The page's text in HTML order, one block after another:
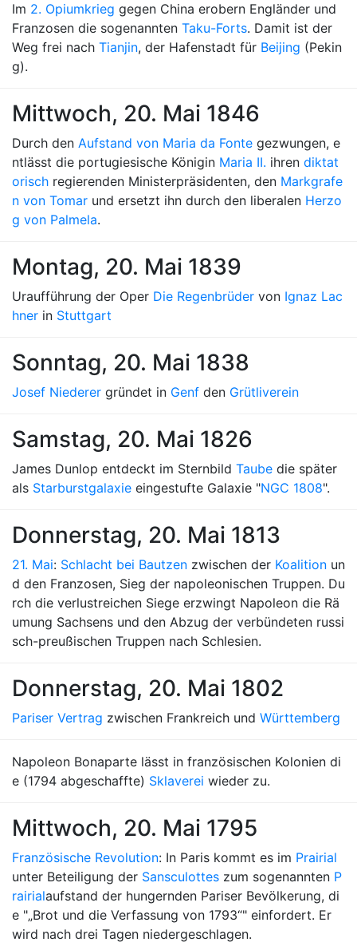
Im 2. Opiumkrieg gegen China erobern Engländer und
Franzosen die sogenannten Taku-Forts. Damit ist der
Weg frei nach Tianjin, der Hafenstadt für Beijing (Pekin
g).
Mittwoch, 20. Mai 1846
Durch den Aufstand von Maria da Fonte gezwungen, e
ntlässt die portugiesische Königin Maria II. ihren diktat
orisch regierenden Ministerpräsidenten, den Markgrafe
n von Tomar und ersetzt ihn durch den liberalen Herzo
g von Palmela.
Montag, 20. Mai 1839
Uraufführung der Oper Die Regenbrüder von Ignaz Lac
hner in Stuttgart
Sonntag, 20. Mai 1838
Josef Niederer gründet in Genf den Grütliverein
Samstag, 20. Mai 1826
James Dunlop entdeckt im Sternbild Taube die später
als Starburstgalaxie eingestufte Galaxie "NGC 1808".
Donnerstag, 20. Mai 1813
21. Mai: Schlacht bei Bautzen zwischen der Koalition un
d den Franzosen, Sieg der napoleonischen Truppen. Du
rch die verlustreichen Siege erzwingt Napoleon die Rä
umung Sachsens und den Abzug der verbündeten russi
sch-preußischen Truppen nach Schlesien.
Donnerstag, 20. Mai 1802
Pariser Vertrag zwischen Frankreich und Württemberg
Napoleon Bonaparte lässt in französischen Kolonien di
e (1794 abgeschaffte) Sklaverei wieder zu.
Mittwoch, 20. Mai 1795
Französische Revolution: In Paris kommt es im Prairial
unter Beteiligung der Sansculottes zum sogenannten P
rairialaufstand der hungernden Pariser Bevölkerung, di
e "„Brot und die Verfassung von 1793“" einfordert. Er
wird nach drei Tagen niedergeschlagen.